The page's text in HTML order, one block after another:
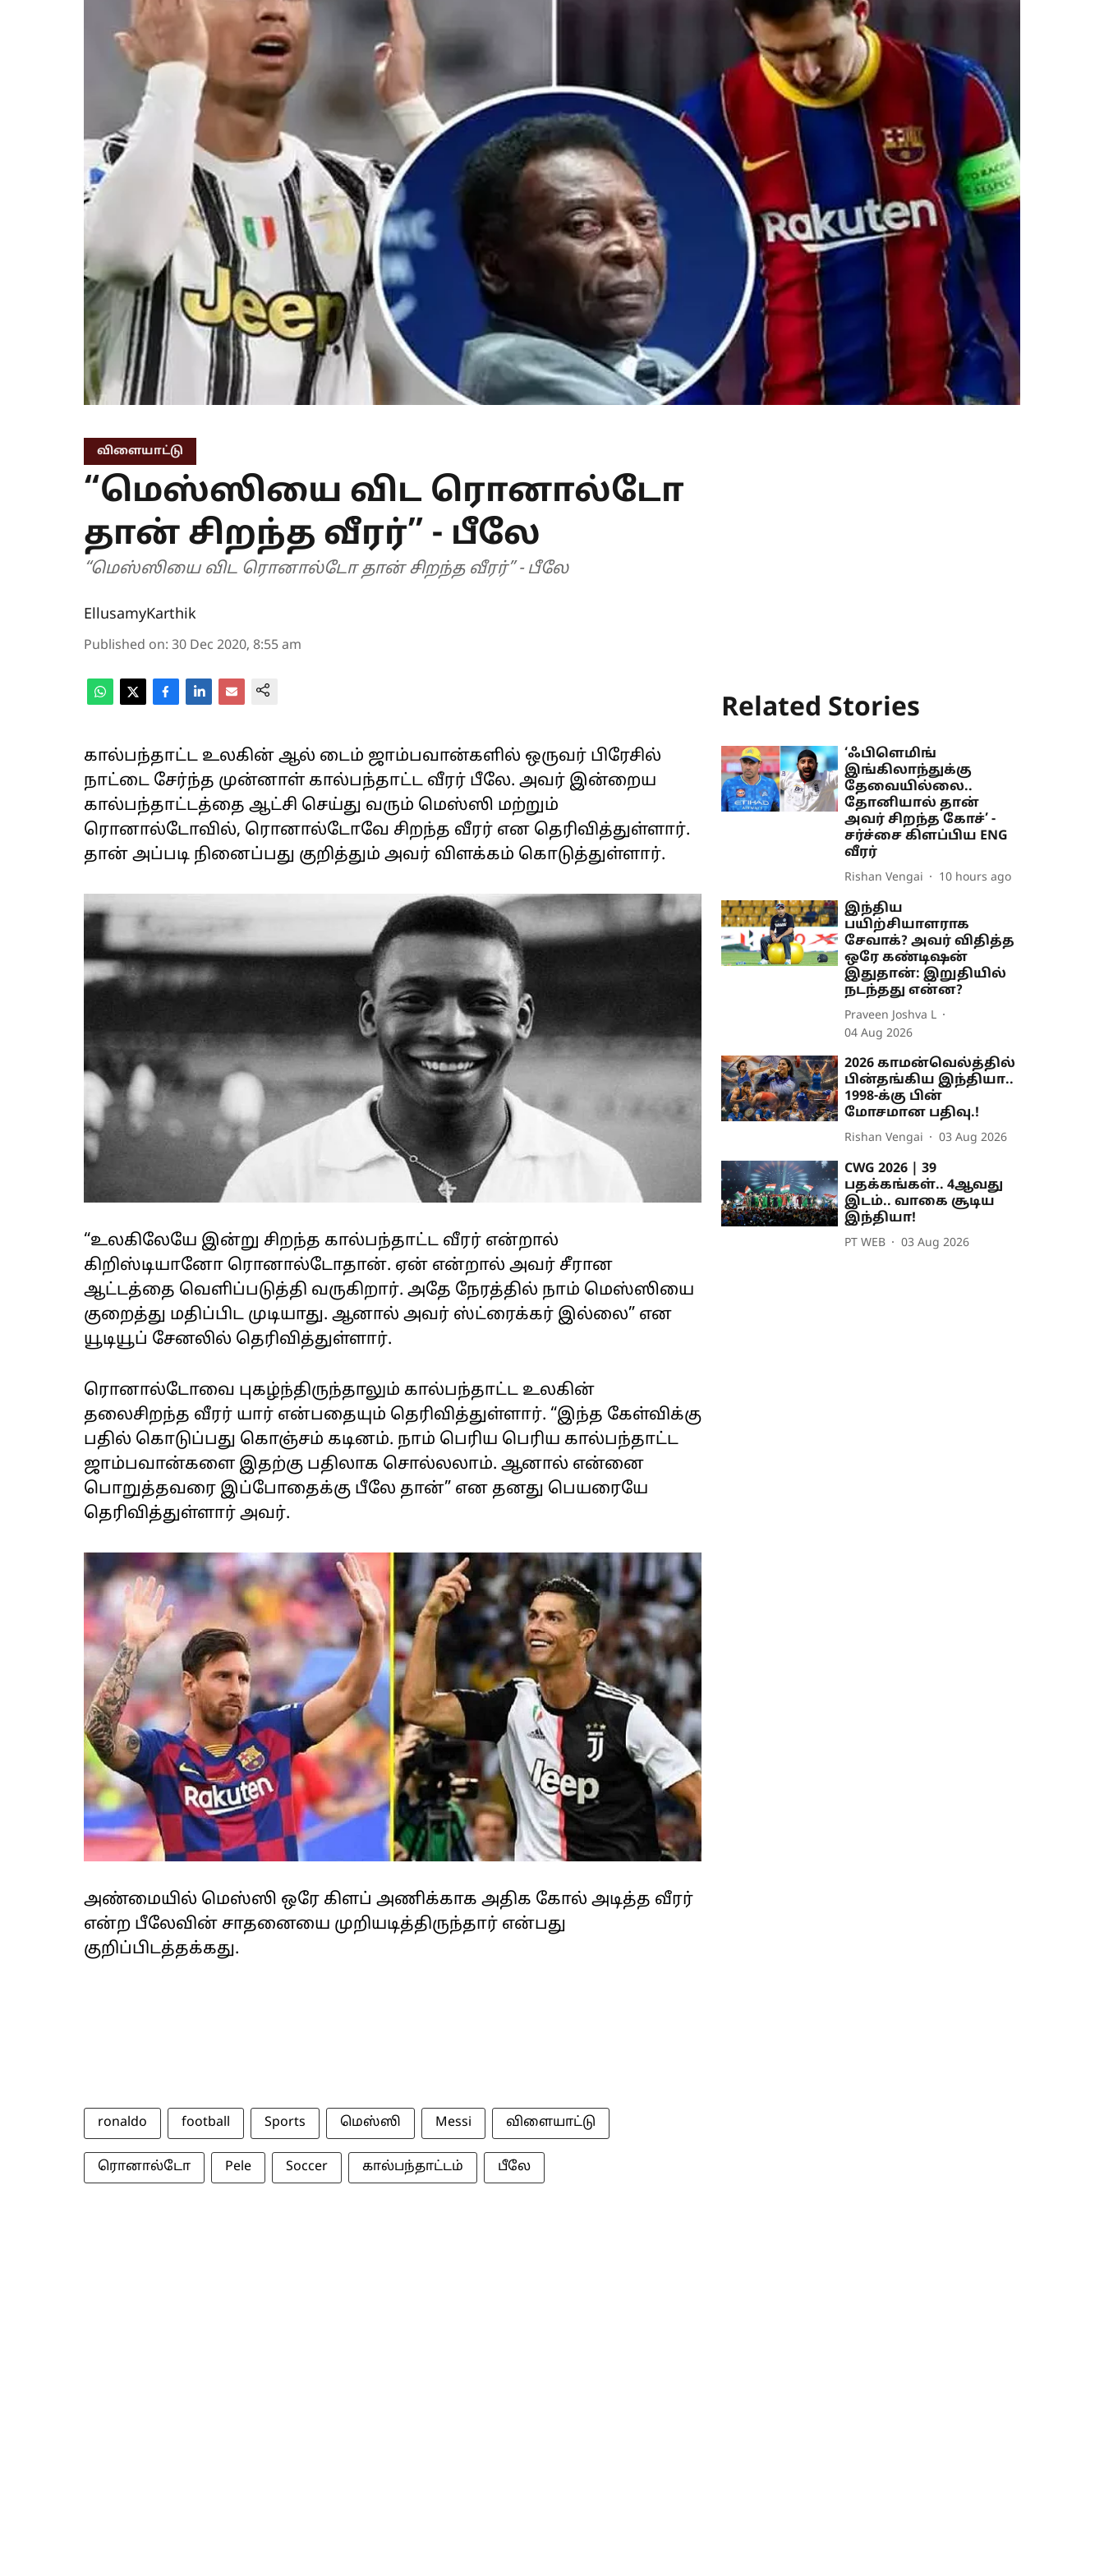
விளையாட்டு
“மெஸ்ஸியை விட ரொனால்டோ
தான் சிறந்த வீரர்” - பீலே
“மெஸ்ஸியை விட ரொனால்டோ தான் சிறந்த வீரர்” - பீலே
EllusamyKarthik
Published on: 30 Dec 2020, 8:55 am
கால்பந்தாட்ட உலகின் ஆல் டைம் ஜாம்பவான்களில் ஒருவர் பிரேசில்
நாட்டை சேர்ந்த முன்னாள் கால்பந்தாட்ட வீரர் பீலே. அவர் இன்றைய
கால்பந்தாட்டத்தை ஆட்சி செய்து வரும் மெஸ்ஸி மற்றும்
ரொனால்டோவில், ரொனால்டோவே சிறந்த வீரர் என தெரிவித்துள்ளார்.
தான் அப்படி நினைப்பது குறித்தும் அவர் விளக்கம் கொடுத்துள்ளார்.
“உலகிலேயே இன்று சிறந்த கால்பந்தாட்ட வீரர் என்றால்
கிறிஸ்டியானோ ரொனால்டோதான். ஏன் என்றால் அவர் சீரான
ஆட்டத்தை வெளிப்படுத்தி வருகிறார். அதே நேரத்தில் நாம் மெஸ்ஸியை
குறைத்து மதிப்பிட முடியாது. ஆனால் அவர் ஸ்ட்ரைக்கர் இல்லை” என
யூடியூப் சேனலில் தெரிவித்துள்ளார்.
ரொனால்டோவை புகழ்ந்திருந்தாலும் கால்பந்தாட்ட உலகின்
தலைசிறந்த வீரர் யார் என்பதையும் தெரிவித்துள்ளார். “இந்த கேள்விக்கு
பதில் கொடுப்பது கொஞ்சம் கடினம். நாம் பெரிய பெரிய கால்பந்தாட்ட
ஜாம்பவான்களை இதற்கு பதிலாக சொல்லலாம். ஆனால் என்னை
பொறுத்தவரை இப்போதைக்கு பீலே தான்” என தனது பெயரையே
தெரிவித்துள்ளார் அவர்.
அண்மையில் மெஸ்ஸி ஒரே கிளப் அணிக்காக அதிக கோல் அடித்த வீரர்
என்ற பீலேவின் சாதனையை முறியடித்திருந்தார் என்பது
குறிப்பிடத்தக்கது.
ronaldo football Sports மெஸ்ஸி Messi விளையாட்டு
ரொனால்டோ Pele Soccer கால்பந்தாட்டம் பீலே
Related Stories
‘ஃபிளெமிங்
இங்கிலாந்துக்கு
தேவையில்லை..
தோனியால் தான்
அவர் சிறந்த கோச்’ -
சர்ச்சை கிளப்பிய ENG
வீரர்
Rishan Vengai 10 hours ago
இந்திய
பயிற்சியாளராக
சேவாக்? அவர் விதித்த
ஒரே கண்டிஷன்
இதுதான்: இறுதியில்
நடந்தது என்ன?
Praveen Joshva L
04 Aug 2026
2026 காமன்வெல்த்தில்
பின்தங்கிய இந்தியா..
1998-க்கு பின்
மோசமான பதிவு.!
Rishan Vengai 03 Aug 2026
CWG 2026 | 39
பதக்கங்கள்.. 4ஆவது
இடம்.. வாகை சூடிய
இந்தியா!
PT WEB 03 Aug 2026